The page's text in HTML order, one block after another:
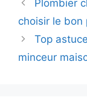
Plombier
choisir le bon
Top
minceur